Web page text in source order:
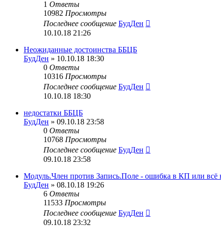
1 Ответы
10982 Просмотры
Последнее сообщение БудДен
10.10.18 21:26
Неожиданные достоинства ББЦБ
БудДен » 10.10.18 18:30
0 Ответы
10316 Просмотры
Последнее сообщение БудДен
10.10.18 18:30
недостатки ББЦБ
БудДен » 09.10.18 23:58
0 Ответы
10768 Просмотры
Последнее сообщение БудДен
09.10.18 23:58
Модуль.Член против Запись.Поле - ошибка в КП или всё
БудДен » 08.10.18 19:26
6 Ответы
11533 Просмотры
Последнее сообщение БудДен
09.10.18 23:32